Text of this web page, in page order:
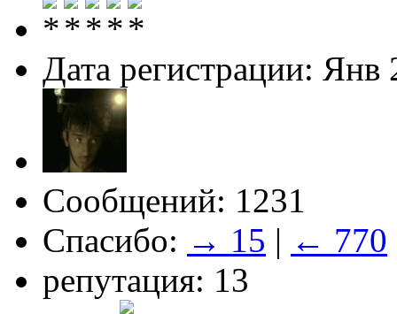
Дата регистрации: Янв
Сообщений: 1231
Спасибо: → 15 | ← 770
репутация: 13